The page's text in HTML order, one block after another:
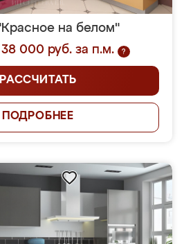
на белом"
000 руб. за п.м.
?
РАССЧИТАТЬ
ПОДРОБНЕЕ